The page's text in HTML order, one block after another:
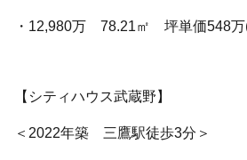
・12,980万 78.21㎡ 坪単価548万
【シティハウス武蔵野】
＜2022年築 三鷹駅徒歩3分＞